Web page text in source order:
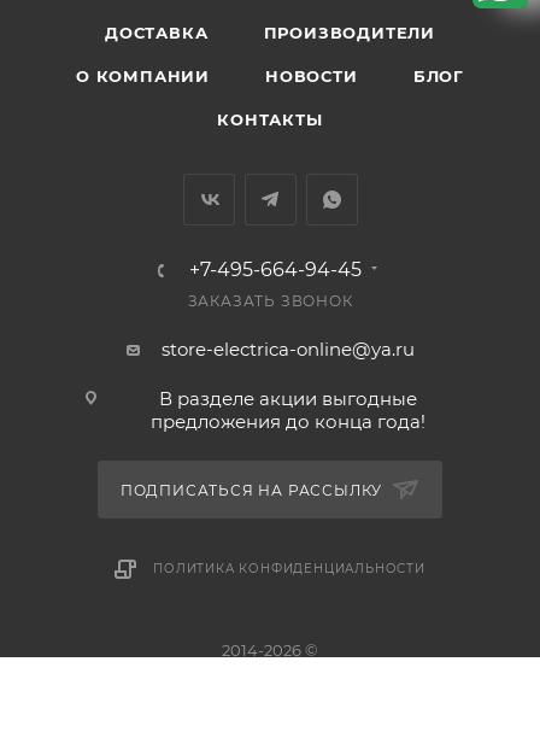
ДОСТАВКА ПРОИЗВОДИТЕЛИ
О КОМПАНИИ НОВОСТИ БЛОГ
КОНТАКТЫ
+7-495-664-94-45
ЗАКАЗАТЬ ЗВОНОК
store-electrica-online@ya.ru
В разделе акции выгодные
предложения до конца года!
ПОДПИСАТЬСЯ НА РАССЫЛКУ
ПОЛИТИКА КОНФИДЕНЦИАЛЬНОСТИ
2014-2026 ©